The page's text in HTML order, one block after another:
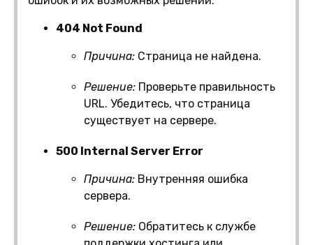
404 Not Found
Причина: Страница не найдена.
Решение: Проверьте правильность
URL. Убедитесь, что страница
существует на сервере.
500 Internal Server Error
Причина: Внутренняя ошибка
сервера.
Решение: Обратитесь к службе